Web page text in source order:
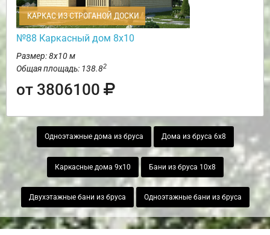
КАРКАС ИЗ СТРОГАНОЙ ДОСКИ
№88 Каркасный дом 8х10
Размер: 8х10 м
Общая площадь: 138.82
от 3806100
Одноэтажные дома из бруса Дома из бруса 6х8
Каркасные дома 9х10 Бани из бруса 10х8
Двухэтажные бани из бруса Одноэтажные бани из бруса